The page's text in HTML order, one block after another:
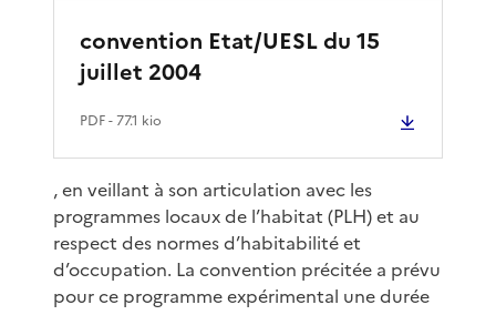
convention Etat/UESL du 15
juillet 2004
PDF- 77.1 kio
, en veillant à son articulation avec les
programmes locaux de l’habitat (PLH) et au
respect des normes d’habitabilité et
d’occupation. La convention précitée a prévu
pour ce programme expérimental une durée